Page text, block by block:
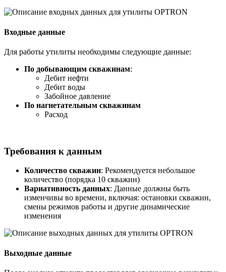
Входные данные
Для работы утилиты необходимы следующие данные:
По добывающим скважинам:
Дебит нефти
Дебит воды
Забойное давление
По нагнетательным скважинам
Расход
Требования к данным
Количество скважин: Рекомендуется небольшое
количество (порядка 10 скважин)
Вариативность данных: Данные должны быть
изменчивы во времени, включая: остановки скважин,
смены режимов работы и другие динамические
изменения
Выходные данные